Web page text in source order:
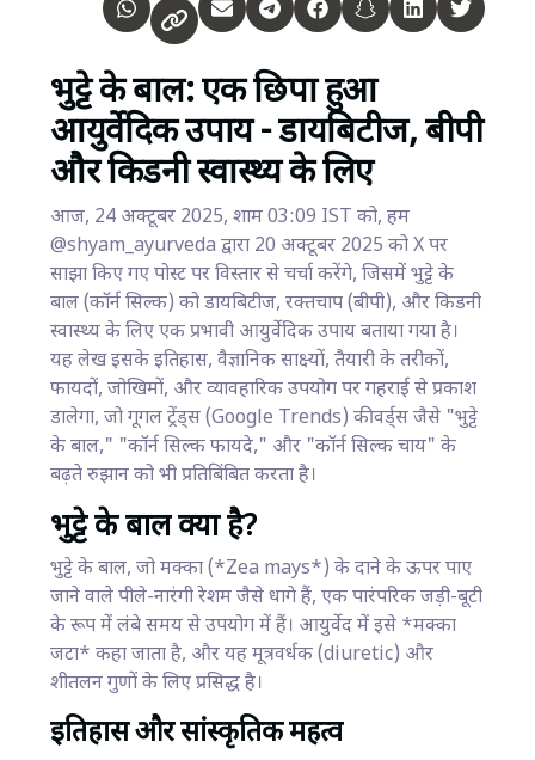
भुट्टे के बाल: एक छिपा हुआ
आयुर्वेदिक उपाय - डायबिटीज, बीपी
और किडनी स्वास्थ्य के लिए
आज, 24 अक्टूबर 2025, शाम 03:09 IST को, हम
@shyam_ayurveda द्वारा 20 अक्टूबर 2025 को X पर
साझा किए गए पोस्ट पर विस्तार से चर्चा करेंगे, जिसमें भुट्टे के
बाल (कॉर्न सिल्क) को डायबिटीज, रक्तचाप (बीपी), और किडनी
स्वास्थ्य के लिए एक प्रभावी आयुर्वेदिक उपाय बताया गया है।
यह लेख इसके इतिहास, वैज्ञानिक साक्ष्यों, तैयारी के तरीकों,
फायदों, जोखिमों, और व्यावहारिक उपयोग पर गहराई से प्रकाश
डालेगा, जो गूगल ट्रेंड्स (Google Trends) कीवर्ड्स जैसे "भुट्टे
के बाल," "कॉर्न सिल्क फायदे," और "कॉर्न सिल्क चाय" के
बढ़ते रुझान को भी प्रतिबिंबित करता है।
भुट्टे के बाल क्या है?
भुट्टे के बाल, जो मक्का (*Zea mays*) के दाने के ऊपर पाए
जाने वाले पीले-नारंगी रेशम जैसे धागे हैं, एक पारंपरिक जड़ी-बूटी
के रूप में लंबे समय से उपयोग में हैं। आयुर्वेद में इसे *मक्का
जटा* कहा जाता है, और यह मूत्रवर्धक (diuretic) और
शीतलन गुणों के लिए प्रसिद्ध है।
इतिहास और सांस्कृतिक महत्व